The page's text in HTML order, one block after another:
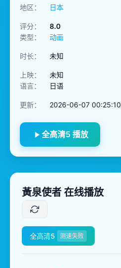
地区： 日本
评分：
8.0
类型：
动画
时长： 未知
上映：
未知
语言：
日语
更新： 2026-06-07 00:25:10
全高清5 播放
黃泉使者 在线播放
全高清5 测速失败